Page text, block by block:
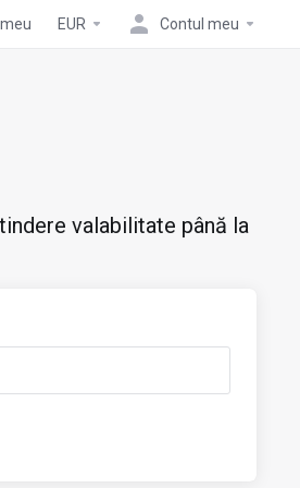
EUR Contul meu
valabilitate până la